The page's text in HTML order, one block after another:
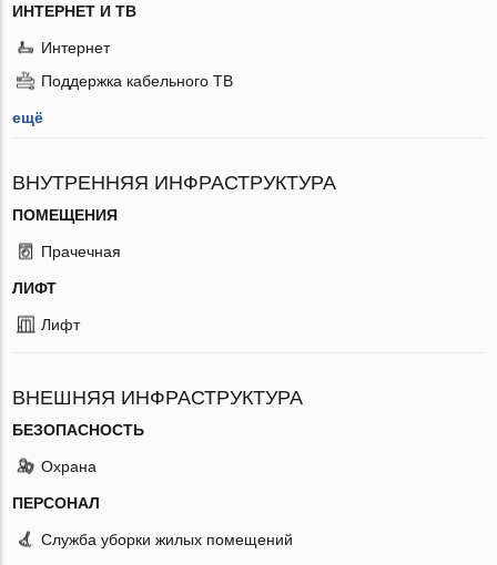
ИНТЕРНЕТ И ТВ
Интернет
Поддержка кабельного ТВ
ещё
ВНУТРЕННЯЯ ИНФРАСТРУКТУРА
ПОМЕЩЕНИЯ
Прачечная
ЛИФТ
Лифт
ВНЕШНЯЯ ИНФРАСТРУКТУРА
БЕЗОПАСНОСТЬ
Охрана
ПЕРСОНАЛ
Служба уборки жилых помещений